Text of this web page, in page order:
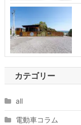
カテゴリー
all
電動車コラム